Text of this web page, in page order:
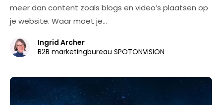
meer dan content zoals blogs en video’s plaatsen op
je website. Waar moet je…
Ingrid Archer
B2B marketingbureau SPOTONVISION